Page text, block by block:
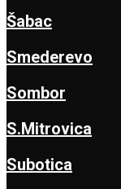
Šabac
Smederevo
Sombor
S.Mitrovica
Subotica